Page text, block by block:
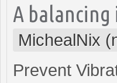
A
MichealNix
Prevent